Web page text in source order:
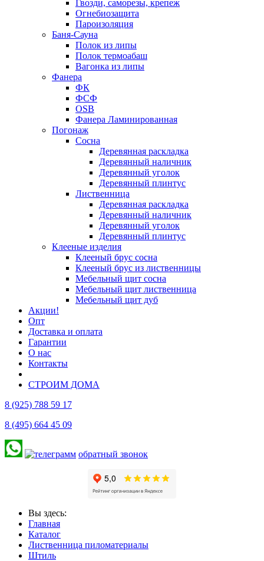
Гвозди, саморезы, крепеж
Огнебиозащита
Пароизоляция
Баня-Сауна
Полок из липы
Полок термоабаш
Вагонка из липы
Фанера
ФК
ФСФ
OSB
Фанера Ламинированная
Погонаж
Сосна
Деревянная раскладка
Деревянный наличник
Деревянный уголок
Деревянный плинтус
Лиственница
Деревянная раскладка
Деревянный наличник
Деревянный уголок
Деревянный плинтус
Клееные изделия
Клееный брус сосна
Клееный брус из лиственницы
Мебельный щит сосна
Мебельный щит лиственница
Мебельный щит дуб
Акции!
Опт
Доставка и оплата
Гарантии
О нас
Контакты
СТРОИМ ДОМА
8 (925) 788 59 17
8 (495) 664 45 09
обратный звонок
Вы здесь:
Главная
Каталог
Лиственница пиломатериалы
Штиль